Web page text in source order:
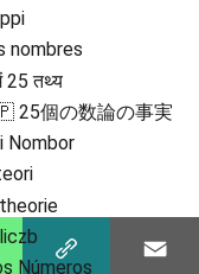
nombres
25 तथ्य
25個の数論の事実
Números